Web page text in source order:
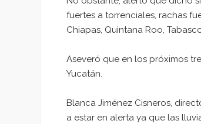
fuertes a torrenciales, rachas
Chiapas, Quintana Roo,
Aseveró que en los próximos
Yucatán.
Blanca Jiménez Cisneros,
a estar en alerta ya que las